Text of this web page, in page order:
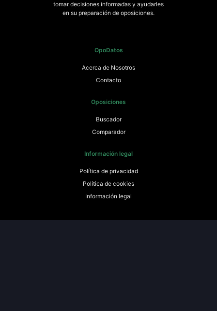
tomar decisiones informadas y ayudarles
en su preparación de oposiciones.
OpoDatos
Acerca de Nosotros
Contacto
Oposiciones
Buscador
Comparador
Información legal
Política de privacidad
Política de cookies
Información legal